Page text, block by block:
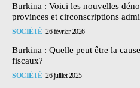
Burkina : Voici les nouvelles
provinces et circonscriptions
SOCIÉTÉ 26 février 2026
Burkina : Quelle peut être la
fiscaux?
SOCIÉTÉ 26 juillet 2025